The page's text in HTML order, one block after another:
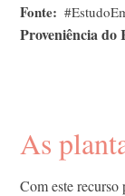
Fonte
Proveniência do
As
Com este recurso